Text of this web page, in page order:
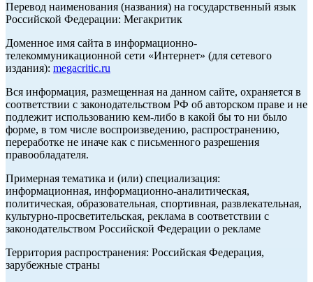
Перевод наименования (названия) на государственный язык
Российской Федерации: Мегакритик
Доменное имя сайта в информационно-
телекоммуникационной сети «Интернет» (для сетевого
издания): megacritic.ru
Вся информация, размещенная на данном сайте, охраняется в
соответствии с законодательством РФ об авторском праве и не
подлежит использованию кем-либо в какой бы то ни было
форме, в том числе воспроизведению, распространению,
переработке не иначе как с письменного разрешения
правообладателя.
Примерная тематика и (или) специализация:
информационная, информационно-аналитическая,
политическая, образовательная, спортивная, развлекательная,
культурно-просветительская, реклама в соответствии с
законодательством Российской Федерации о рекламе
Территория распространения: Российская Федерация,
зарубежные страны